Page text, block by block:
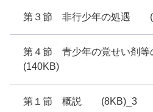
第３節 非行少年の処遇
第４節 青少年の覚せい剤
(140KB)
第１節 概説 (8KB)_3